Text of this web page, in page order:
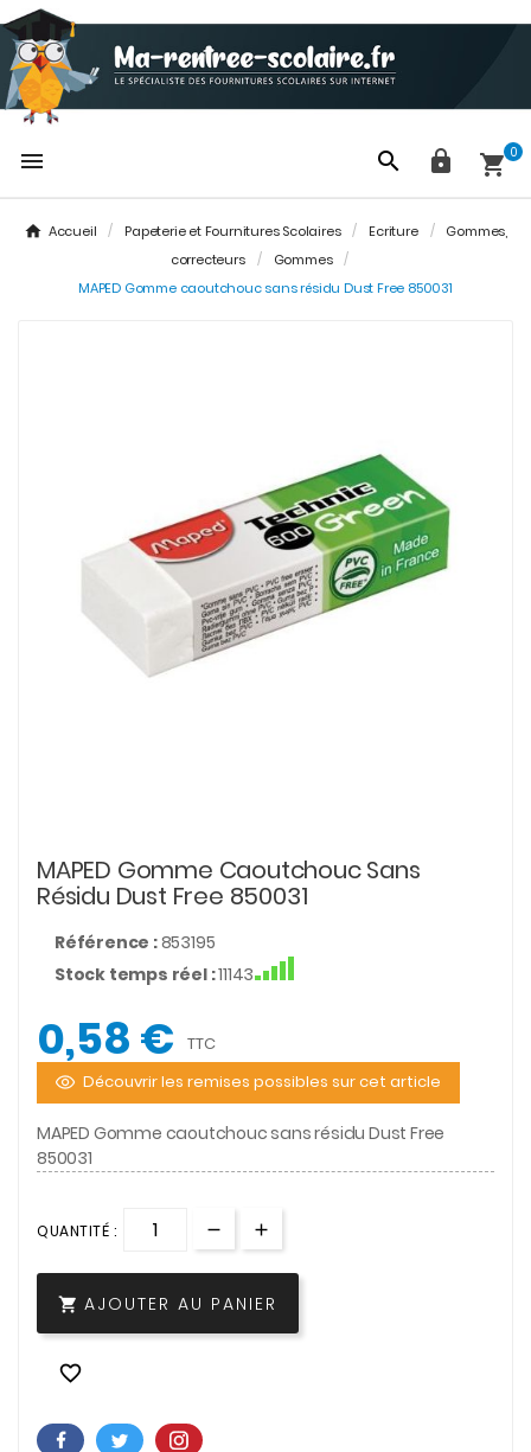
    0
Accueil Papeterie et Fournitures Scolaires Ecriture
Gommes,
correcteurs
Gommes
MAPED Gomme caoutchouc sans résidu Dust Free 850031
MAPED Gomme Caoutchouc Sans
Résidu Dust Free 850031
Référence :853195
Stock temps réel :11143
0,58 €
TTC
Découvrir les remises possibles sur cet article
MAPED Gomme caoutchouc sans résidu Dust Free
850031
QUANTITÉ :
 AJOUTER AU PANIER
